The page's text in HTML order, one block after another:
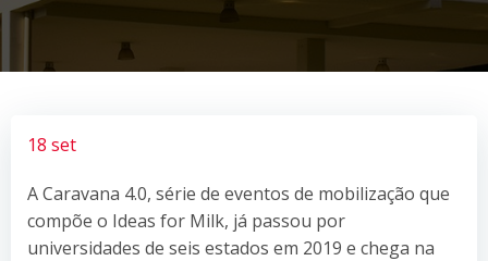
18 set
A Caravana 4.0, série de eventos de mobilização que
compõe o Ideas for Milk, já passou por
universidades de seis estados em 2019 e chega na